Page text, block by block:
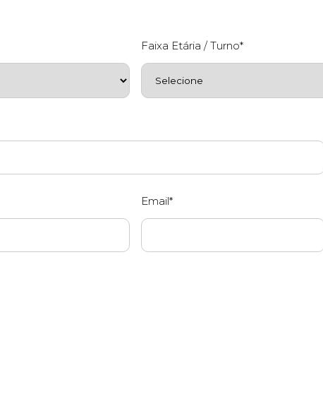
Faixa Etária / Turno*
Email*